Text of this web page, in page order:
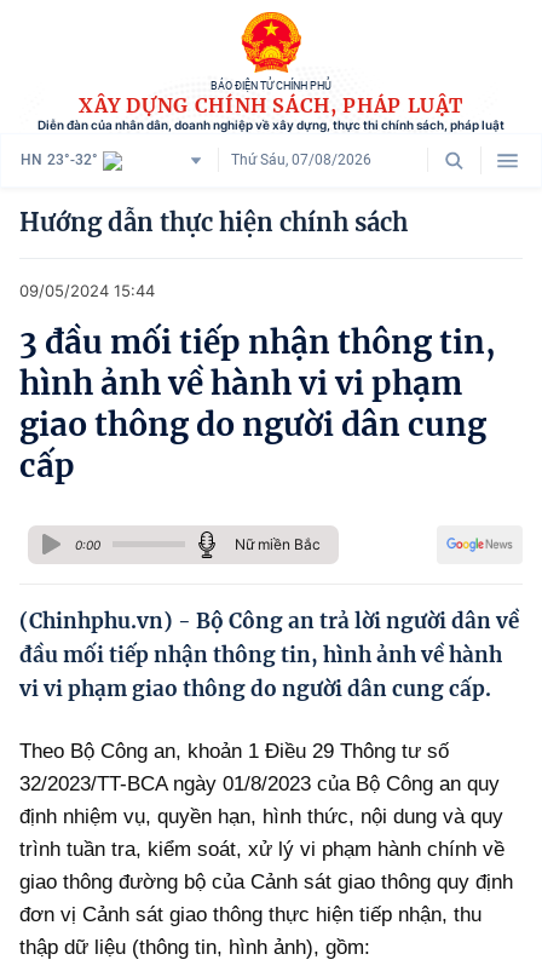
BÁO ĐIỆN TỬ CHÍNH PHỦ
XÂY DỰNG CHÍNH SÁCH, PHÁP LUẬT
Diễn đàn của nhân dân, doanh nghiệp về xây dựng, thực thi chính sách, pháp luật
HN 23°-32° Thứ Sáu, 07/08/2026
Danh mục
Tham vấn chính sách
Người dân góp ý
Doanh nghiệp hiến kế
Hướng dẫn thực hiện chính sách
Phát triển kinh tế tư nhân và doanh nghiệp dân tộc
Ocop và chuỗi giá trị Nông sản
Kinh tế tư nhân
Doanh nghiệp dân tộc
Video
Hướng dẫn thực hiện chính sách
09/05/2024 15:44
3 đầu mối tiếp nhận thông tin,
hình ảnh về hành vi vi phạm
giao thông do người dân cung
cấp
0:00 Nữ miền Bắc
(Chinhphu.vn) - Bộ Công an trả lời người dân về
đầu mối tiếp nhận thông tin, hình ảnh về hành
vi vi phạm giao thông do người dân cung cấp.
Theo Bộ Công an, khoản 1 Điều 29 Thông tư số
32/2023/TT-BCA ngày 01/8/2023 của Bộ Công an quy
định nhiệm vụ, quyền hạn, hình thức, nội dung và quy
trình tuần tra, kiểm soát, xử lý vi phạm hành chính về
giao thông đường bộ của Cảnh sát giao thông quy định
đơn vị Cảnh sát giao thông thực hiện tiếp nhận, thu
thập dữ liệu (thông tin, hình ảnh), gồm: